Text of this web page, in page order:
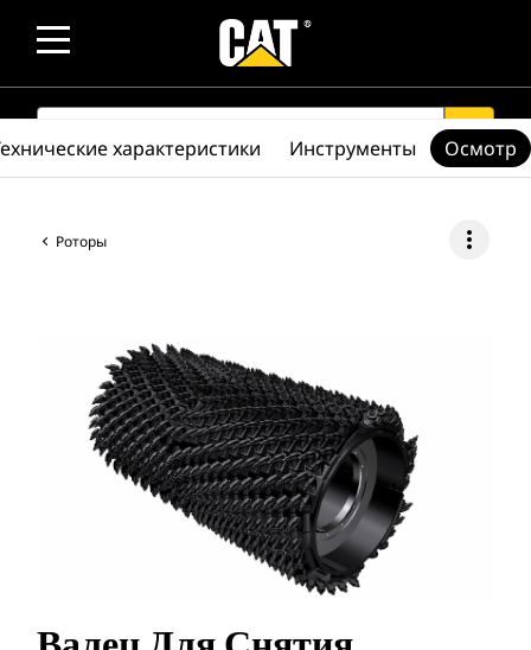
SEARCH search
Роторы more_vert
характеристики Инструменты Осмотр